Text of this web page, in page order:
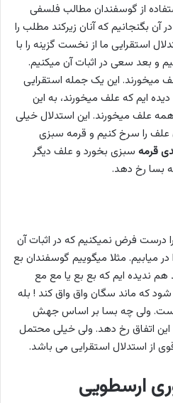
از گوسفندان مطالب فلسفی
آن بگنجانیم که آنان زیرکند مطلب را
استقرایی ما از نخست گزینه را با
و بعد سعی در اثبات آن میکنیم.
میخورند. این یک جمله استقرایی
ایم که علف میخورند، به این
علف میخورند. این استدلال خیلی
را سرخ کنیم و قرمه سبزی
قرمه سبزی بخورد و علف دیگر
بسا رخ دهد.
را درست فرض نمیکنیم که در اثبات آن
میابیم. مثلا میگوییم گوسفندان بع
ندیده ایم که بع بع یا مع مع
که ماند سگان واق واق کند ! بله
است. ولی چه بسا بر اساس جهش
اتفاق رخ دهد. ولی خیلی محتمل
از استدلال استقرایی می باشد.
ارسطویی